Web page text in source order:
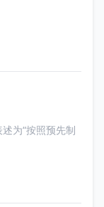
为“按照预先制